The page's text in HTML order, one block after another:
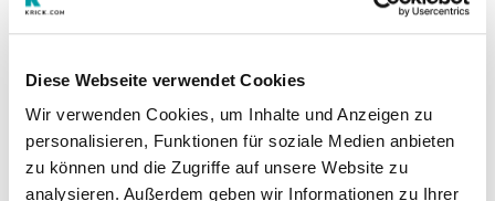
Diese Webseite verwendet Cookies
Wir verwenden Cookies, um Inhalte und Anzeigen zu
personalisieren, Funktionen für soziale Medien anbieten
zu können und die Zugriffe auf unsere Website zu
analysieren. Außerdem geben wir Informationen zu Ihrer
Mehr als nur ein Preis
Hinter der Auszeichnung steht der Wettbewerb
„Zukunftshändler Mainfranken“ , der 2019 ins
Leben gerufen wurde. Ziel ist es, Händlerinnen
und Händler sichtbar zu machen, die mit
Innovationskraft, Kundennähe und nachhaltigen